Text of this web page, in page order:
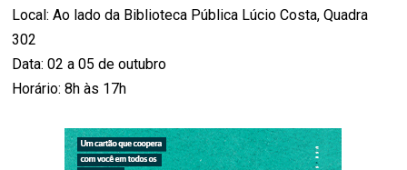
Local: Ao lado da Biblioteca Pública Lúcio Costa, Quadra
302
Data: 02 a 05 de outubro
Horário: 8h às 17h